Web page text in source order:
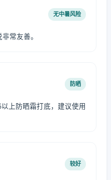
无中暑风险
常友善。
防晒
上防晒霜打底，建议使用
较好